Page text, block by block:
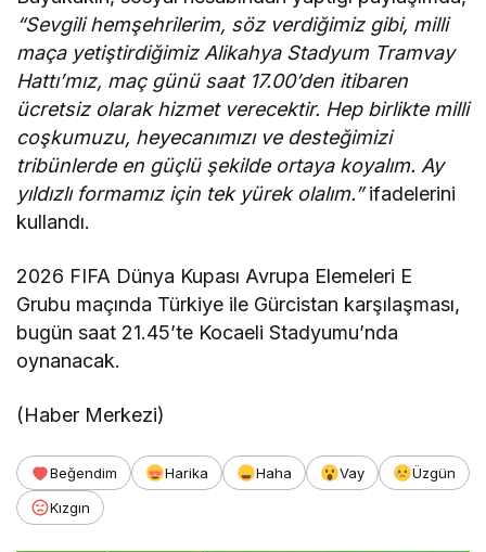
“Sevgili hemşehrilerim, söz verdiğimiz gibi, milli
maça yetiştirdiğimiz Alikahya Stadyum Tramvay
Hattı’mız, maç günü saat 17.00’den itibaren
ücretsiz olarak hizmet verecektir. Hep birlikte milli
coşkumuzu, heyecanımızı ve desteğimizi
tribünlerde en güçlü şekilde ortaya koyalım. Ay
yıldızlı formamız için tek yürek olalım.”ifadelerini
kullandı.
2026 FIFA Dünya Kupası Avrupa Elemeleri E
Grubu maçında Türkiye ile Gürcistan karşılaşması,
bugün saat 21.45’te Kocaeli Stadyumu’nda
oynanacak.
(Haber Merkezi)
Beğendim Harika Haha Vay
Üzgün
Kızgın